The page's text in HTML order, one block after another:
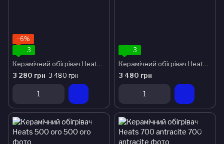
−6%
3
Керамічний обігрівач Heats 500 loft
3 280 грн 3 480 грн
3
Керамічний обігрівач Heats 500 anthracite
3 480 грн